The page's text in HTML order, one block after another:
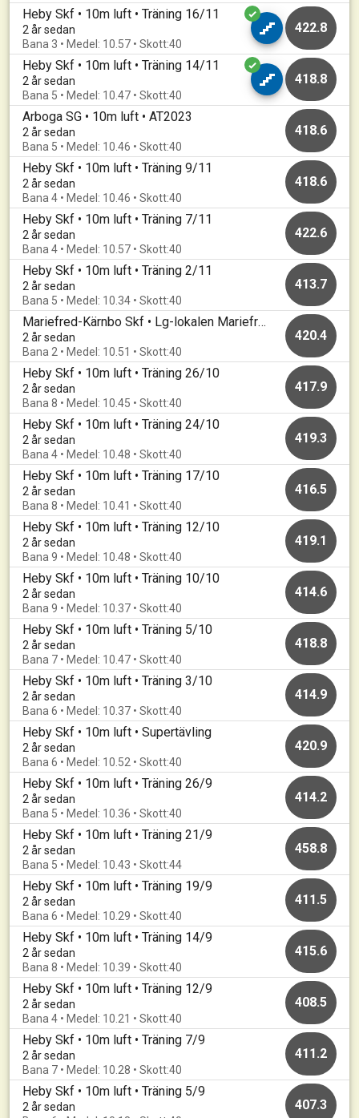
Heby Skf • 10m luft • Träning 16/11
2 år sedan
Bana 3 • Medel: 10.57 • Skott:40
422.8
Heby Skf • 10m luft • Träning 14/11
2 år sedan
Bana 5 • Medel: 10.47 • Skott:40
418.8
Arboga SG • 10m luft • AT2023
2 år sedan
Bana 5 • Medel: 10.46 • Skott:40
418.6
Heby Skf • 10m luft • Träning 9/11
2 år sedan
Bana 4 • Medel: 10.46 • Skott:40
418.6
Heby Skf • 10m luft • Träning 7/11
2 år sedan
Bana 4 • Medel: 10.57 • Skott:40
422.6
Heby Skf • 10m luft • Träning 2/11
2 år sedan
Bana 5 • Medel: 10.34 • Skott:40
413.7
Mariefred-Kärnbo Skf • Lg-lokalen Mariefred • Mariefredsluft
2 år sedan
Bana 2 • Medel: 10.51 • Skott:40
420.4
Heby Skf • 10m luft • Träning 26/10
2 år sedan
Bana 8 • Medel: 10.45 • Skott:40
417.9
Heby Skf • 10m luft • Träning 24/10
2 år sedan
Bana 4 • Medel: 10.48 • Skott:40
419.3
Heby Skf • 10m luft • Träning 17/10
2 år sedan
Bana 8 • Medel: 10.41 • Skott:40
416.5
Heby Skf • 10m luft • Träning 12/10
2 år sedan
Bana 9 • Medel: 10.48 • Skott:40
419.1
Heby Skf • 10m luft • Träning 10/10
2 år sedan
Bana 9 • Medel: 10.37 • Skott:40
414.6
Heby Skf • 10m luft • Träning 5/10
2 år sedan
Bana 7 • Medel: 10.47 • Skott:40
418.8
Heby Skf • 10m luft • Träning 3/10
2 år sedan
Bana 6 • Medel: 10.37 • Skott:40
414.9
Heby Skf • 10m luft • Supertävling
2 år sedan
Bana 6 • Medel: 10.52 • Skott:40
420.9
Heby Skf • 10m luft • Träning 26/9
2 år sedan
Bana 5 • Medel: 10.36 • Skott:40
414.2
Heby Skf • 10m luft • Träning 21/9
2 år sedan
Bana 5 • Medel: 10.43 • Skott:44
458.8
Heby Skf • 10m luft • Träning 19/9
2 år sedan
Bana 6 • Medel: 10.29 • Skott:40
411.5
Heby Skf • 10m luft • Träning 14/9
2 år sedan
Bana 8 • Medel: 10.39 • Skott:40
415.6
Heby Skf • 10m luft • Träning 12/9
2 år sedan
Bana 4 • Medel: 10.21 • Skott:40
408.5
Heby Skf • 10m luft • Träning 7/9
2 år sedan
Bana 7 • Medel: 10.28 • Skott:40
411.2
Heby Skf • 10m luft • Träning 5/9
2 år sedan
407.3